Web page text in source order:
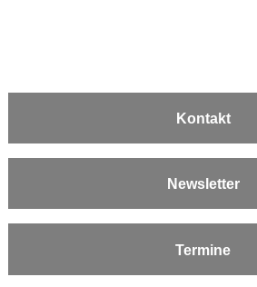
Kontakt
Newsletter
Termine